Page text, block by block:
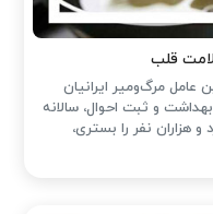
قلب
مرگ‌ومیر ایرانیان
و ثبت احوال، سالانه
را می‌گیرد و هزاران نفر را بستری،